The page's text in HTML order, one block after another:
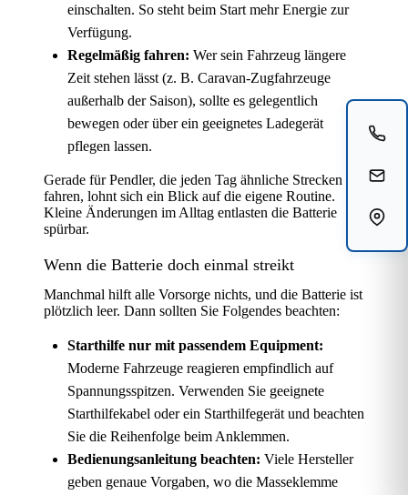
einschalten. So steht beim Start mehr Energie zur
Verfügung.
Regelmäßig fahren: Wer sein Fahrzeug längere
Zeit stehen lässt (z. B. Caravan-Zugfahrzeuge
außerhalb der Saison), sollte es gelegentlich
bewegen oder über ein geeignetes Ladegerät
pflegen lassen.
Gerade für Pendler, die jeden Tag ähnliche Strecken
fahren, lohnt sich ein Blick auf die eigene Routine.
Kleine Änderungen im Alltag entlasten die Batterie
spürbar.
Wenn die Batterie doch einmal streikt
Manchmal hilft alle Vorsorge nichts, und die Batterie ist
plötzlich leer. Dann sollten Sie Folgendes beachten:
Starthilfe nur mit passendem Equipment:
Moderne Fahrzeuge reagieren empfindlich auf
Spannungsspitzen. Verwenden Sie geeignete
Starthilfekabel oder ein Starthilfegerät und beachten
Sie die Reihenfolge beim Anklemmen.
Bedienungsanleitung beachten: Viele Hersteller
geben genaue Vorgaben, wo die Masseklemme